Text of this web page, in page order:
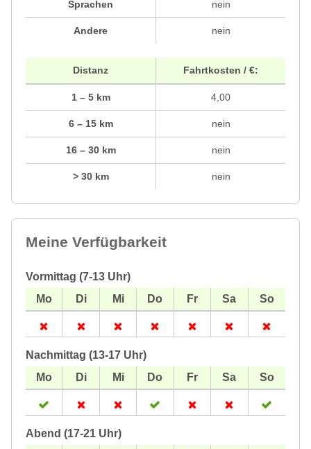
Sprachen
Andere
nein
nein
Distanz
1 – 5 km
6 – 15 km
16 – 30 km
> 30 km
Fahrtkosten / €:
4,00
nein
nein
nein
Meine Verfügbarkeit
Vormittag (7-13 Uhr)
Nachmittag (13-17 Uhr)
Abend (17-21 Uhr)